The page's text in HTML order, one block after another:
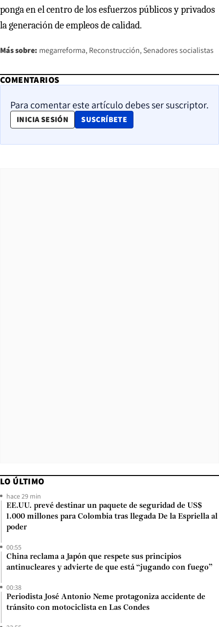
ponga en el centro de los esfuerzos públicos y privados
la generación de empleos de calidad.
Más sobre: megarreforma Reconstrucción Senadores socialistas
COMENTARIOS
Para comentar este artículo debes ser suscriptor.
INICIA SESIÓN SUSCRÍBETE
OPENS IN NEW WINDOW
LO ÚLTIMO
hace 29 min
EE.UU. prevé destinar un paquete de seguridad de US$
1.000 millones para Colombia tras llegada De la Espriella al
poder
00:55
China reclama a Japón que respete sus principios
antinucleares y advierte de que está “jugando con fuego”
00:38
Periodista José Antonio Neme protagoniza accidente de
tránsito con motociclista en Las Condes